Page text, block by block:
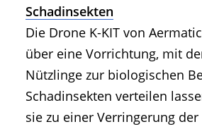
Schadinsekten
Die Drone K-KIT von
über eine Vorrichtung, mit
Nützlinge zur biologischen
Schadinsekten verteilen
sie zu einer Verringerung der